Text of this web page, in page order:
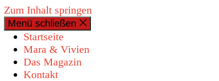
Zum Inhalt springen
Menü schließen
Startseite
Mara & Vivien
Das Magazin
Kontakt